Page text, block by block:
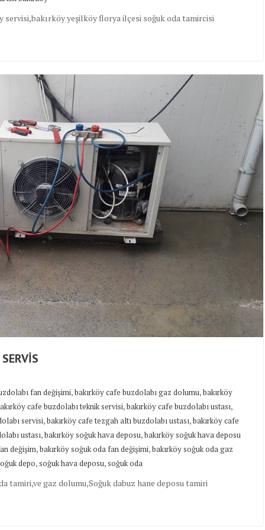
servisi,bakırköy yeşilköy florya ilçesi soğuk oda tamircisi
fan değişimi,bakırköy cafe buzdolabı gaz dolumu,bakırköy
cafe buzdolabı teknik servisi,bakırköy cafe buzdolabı ustası,
servisi,bakırköy cafe tezgah altı buzdolabı ustası,bakırköy cafe
ustası,bakırköy soğuk hava deposu,bakırköy soğuk hava deposu
değişim,bakırköy soğuk oda fan değişimi,bakırköy soğuk oda gaz
depo,soğuk hava deposu,soğuk oda
tamiri,ve gaz dolumu,Soğuk dabuz hane deposu tamiri